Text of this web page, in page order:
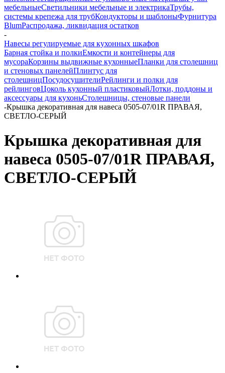
мебельныеСветильники мебельные и электрикаТрубы,
системы крепежа для трубКондукторы и шаблоныФурнитура
BlumРаспродажа, ликвидация остатков
-
Навесы регулируемые для кухонных шкафов
Барная стойка и полкиЕмкости и контейнеры для
мусораКорзины выдвижные кухонныеПланки для столешниц
и стеновых панелейПлинтус для
столешницПосудосушителиРейлинги и полки для
рейлинговЦоколь кухонный пластиковыйЛотки, поддоны и
аксессуары для кухоньСтолешницы, стеновые панели
-Крышка декоративная для навеса 0505-07/01R ПРАВАЯ,
СВЕТЛО-СЕРЫЙ
Крышка декоративная для
навеса 0505-07/01R ПРАВАЯ,
СВЕТЛО-СЕРЫЙ